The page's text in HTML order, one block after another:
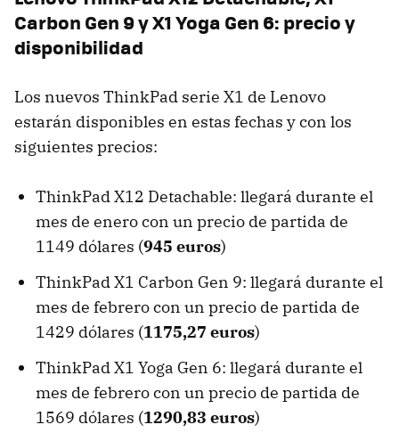
Carbon Gen 9 y X1 Yoga Gen 6: precio y
disponibilidad
Los nuevos ThinkPad serie X1 de Lenovo
estarán disponibles en estas fechas y con los
siguientes precios:
ThinkPad X12 Detachable: llegará durante el
mes de enero con un precio de partida de
1149 dólares (945 euros)
ThinkPad X1 Carbon Gen 9: llegará durante el
mes de febrero con un precio de partida de
1429 dólares (1175,27 euros)
ThinkPad X1 Yoga Gen 6: llegará durante el
mes de febrero con un precio de partida de
1569 dólares (1290,83 euros)